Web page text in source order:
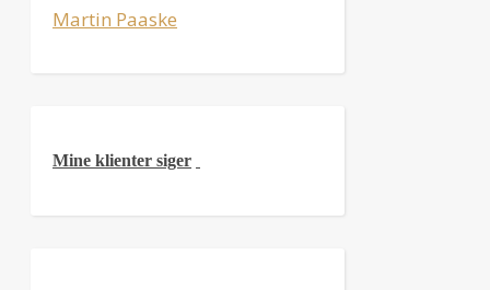
Martin Paaske
Mine klienter siger